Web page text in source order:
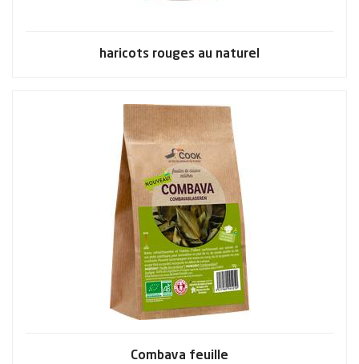
haricots rouges au naturel
Combava feuille